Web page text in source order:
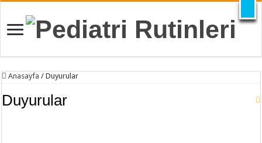
X
Anasayfa / Duyurular
Duyurular